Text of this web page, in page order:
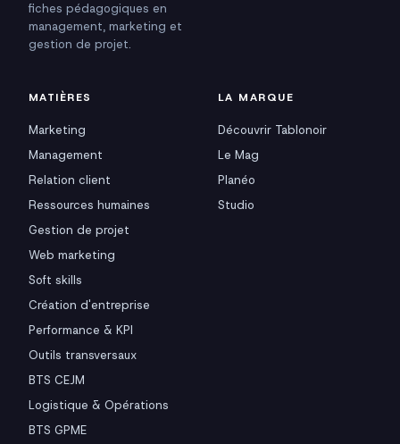
fiches pédagogiques en
management, marketing et
gestion de projet.
MATIÈRES
Marketing
Management
Relation client
Ressources humaines
Gestion de projet
Web marketing
Soft skills
Création d'entreprise
Performance & KPI
Outils transversaux
BTS CEJM
Logistique & Opérations
BTS GPME
LA MARQUE
Découvrir Tablonoir
Le Mag
Planéo
Studio